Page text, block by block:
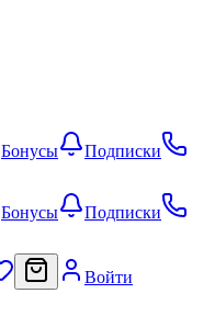
Бонусы
Подписки
Бонусы
Подписки
Войти